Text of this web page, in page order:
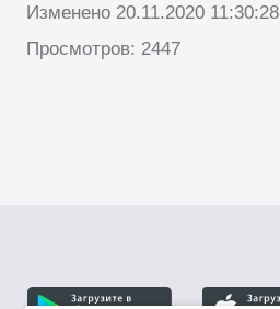
Изменено 20.11.2020 11:30:28
Просмотров: 2447